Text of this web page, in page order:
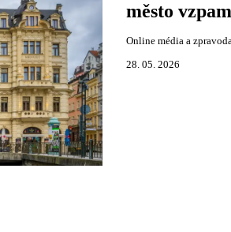
město
Online média a
28. 05. 2026